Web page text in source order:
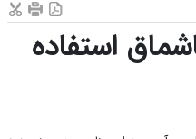
استفاده